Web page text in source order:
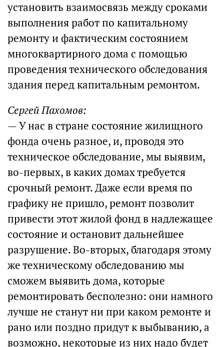
установить взаимосвязь между сроками
выполнения работ по капитальному
ремонту и фактическим состоянием
многоквартирного дома с помощью
проведения технического обследования
здания перед капитальным ремонтом.
Сергей Пахомов:
— У нас в стране состояние жилищного
фонда очень разное, и, проводя это
техническое обследование, мы выявим,
во‑первых, в каких домах требуется
срочный ремонт. Даже если время по
графику не пришло, ремонт позволит
привести этот жилой фонд в надлежащее
состояние и остановит дальнейшее
разрушение. Во‑вторых, благодаря этому
же техническому обследованию мы
сможем выявить дома, которые
ремонтировать бесполезно: они намного
лучше не станут ни при каком ремонте и
рано или поздно придут к выбыванию, а
возможно, некоторые из них надо будет